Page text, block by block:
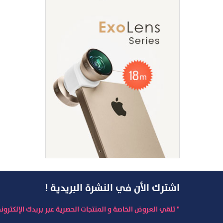
اشترك الأن في النشرة البريدية !
" تلقي العروض الخاصة و المنتجات الحصرية عبر بريدك